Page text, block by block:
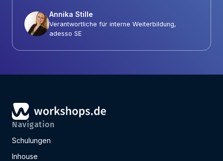
Annika Stille
Verantwortliche für interne Weiterbildung,
adesso SE
Navigation
Schulungen
Inhouse